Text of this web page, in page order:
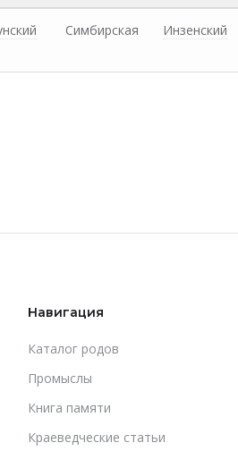
Симбирская Инзенский
Навигация
Каталог родов
Промыслы
Книга памяти
Краеведческие статьи